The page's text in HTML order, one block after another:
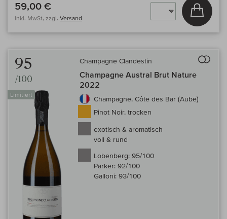
59,00 €
inkl. MwSt, zzgl. Versand
In
95
/100
Limitiert
Champagne Clandestin
Champagne Austral Brut Nature
2022
Champagne, Côte des Bar (Aube)
Pinot Noir, trocken
exotisch & aromatisch
voll & rund
Lobenberg: 95/100
Parker: 92/100
Galloni: 93/100